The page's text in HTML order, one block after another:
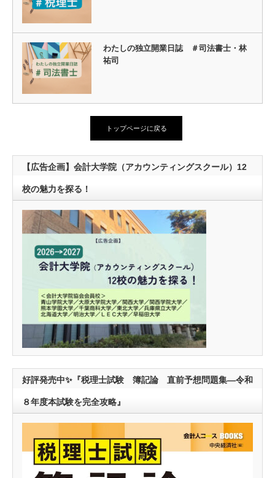
わたしの独立開業日誌 ＃司法書士・林
祐司
トップページに戻る
【広告企画】会計大学院（アカウンティングスクール）12
校の魅力を探る！
好評発売中✨『税理士試験 簿記論 直前予想問題集―令和
８年度本試験を完全攻略』